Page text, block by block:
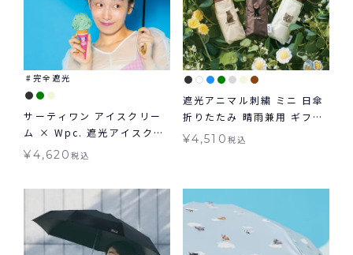
完全遮光
サーティワン アイスクリー
ム × Wpc. 遮光アイスクリ
ームパターン ミニ 日傘 折り
¥4,620税込
遮光アニマル刺繍 ミニ 日傘
折りたたみ 晴雨兼用 ギフト
対象 送料無料 Wpc.
¥4,510 税込